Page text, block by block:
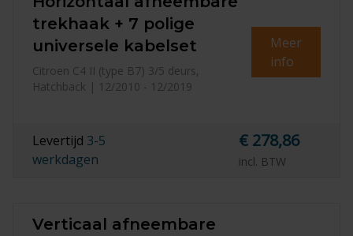
trekhaak + 7 polige
universele kabelset
Citroen C4 II (type B7) 3/5 deurs,
Hatchback | 12/2010 - 12/2019
Meer
info
Levertijd 3-5
werkdagen
€ 278,86
incl. BTW
Verticaal afneembare